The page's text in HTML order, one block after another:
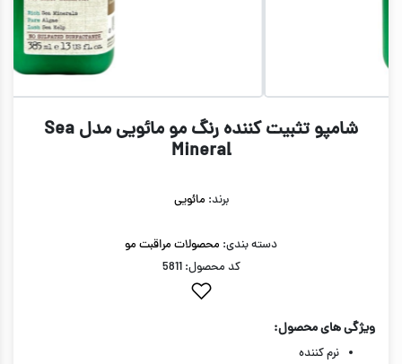
شامپو تثبیت کننده رنگ مو مائویی مدل Sea
Mineral
برند: مائویی
دسته بندی: محصولات مراقبت مو
کد محصول: 5811
ویژگی های محصول:
نرم کننده